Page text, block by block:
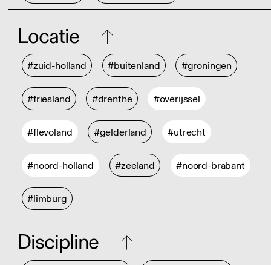
Locatie
#zuid-holland #buitenland #groningen
#friesland #drenthe #overijssel
#flevoland #gelderland #utrecht
#noord-holland #zeeland #noord-brabant
#limburg
Discipline